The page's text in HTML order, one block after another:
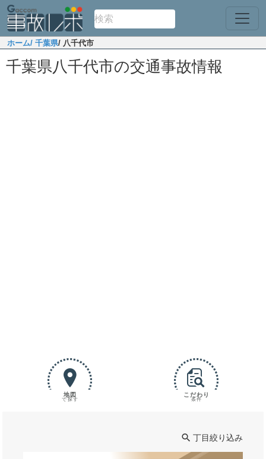
ホーム/ 千葉県/ 八千代市
千葉県八千代市の交通事故情報
地図
で探す
こだわり
条件
丁目絞り込み